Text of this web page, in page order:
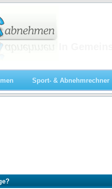
Sport- & Abnehmrechner